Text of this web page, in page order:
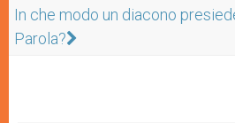
In che modo un diacono
Parola?